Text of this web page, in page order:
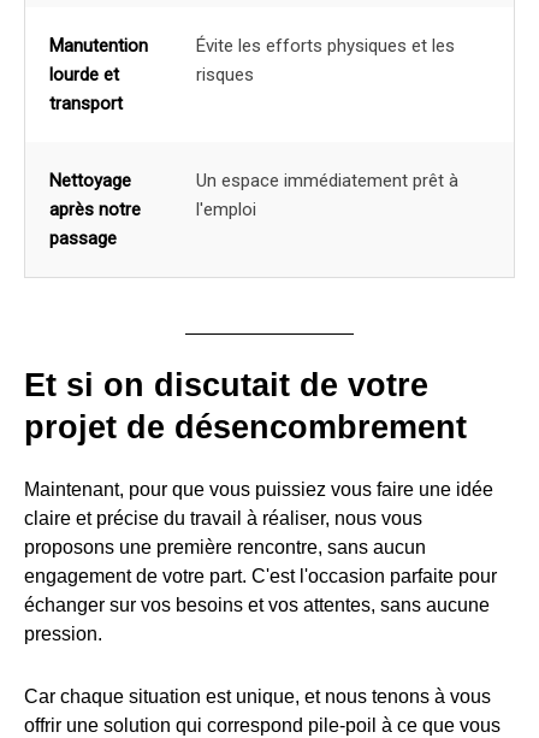
Manutention
lourde et
transport
Évite les efforts physiques et les
risques
Nettoyage
après notre
passage
Un espace immédiatement prêt à
l'emploi
Et si on discutait de votre
projet de désencombrement
Maintenant, pour que vous puissiez vous faire une idée
claire et précise du travail à réaliser, nous vous
proposons une première rencontre, sans aucun
engagement de votre part. C'est l'occasion parfaite pour
échanger sur vos besoins et vos attentes, sans aucune
pression.
Car chaque situation est unique, et nous tenons à vous
offrir une solution qui correspond pile-poil à ce que vous